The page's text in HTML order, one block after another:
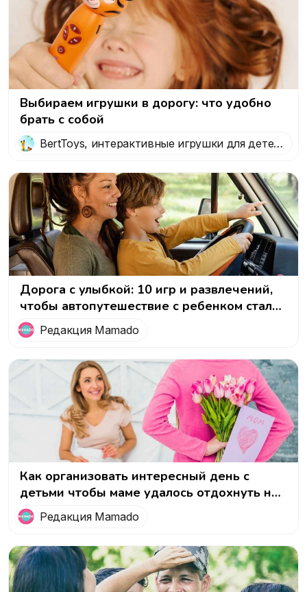
Выбираем игрушки в дорогу: что удобно
брать с собой
BertToys, интерактивные игрушки для детей
Дорога с улыбкой: 10 игр и развлечений,
чтобы автопутешествие с ребенком стало
приключением!
Редакция Mamado
Как организовать интересный день с
детьми чтобы маме удалось отдохнуть на
8 мартаРедакция Mamado